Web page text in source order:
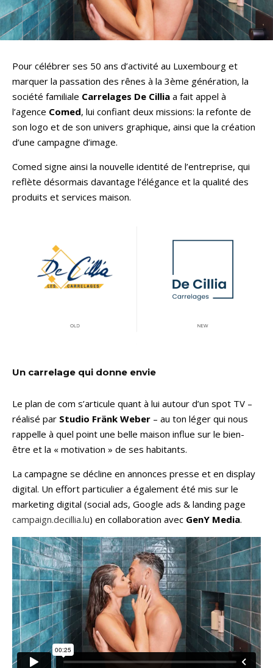
Pour célébrer ses 50 ans d’activité au Luxembourg et
marquer la passation des rênes à la 3ème génération, la
société familiale Carrelages De Cillia a fait appel à
l’agence Comed, lui confiant deux missions: la refonte de
son logo et de son univers graphique, ainsi que la création
d’une campagne d’image.
Comed signe ainsi la nouvelle identité de l’entreprise, qui
reflète désormais davantage l’élégance et la qualité des
produits et services maison.
Un carrelage qui donne envie
Le plan de com s’articule quant à lui autour d’un spot TV –
réalisé par Studio Fränk Weber – au ton léger qui nous
rappelle à quel point une belle maison influe sur le bien-
être et la « motivation » de ses habitants.
La campagne se décline en annonces presse et en display
digital. Un effort particulier a également été mis sur le
marketing digital (social ads, Google ads & landing page
campaign.decillia.lu) en collaboration avec GenY Media.